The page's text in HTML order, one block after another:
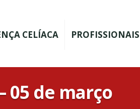
CELÍACA PROFISSIONAIS
05 de março